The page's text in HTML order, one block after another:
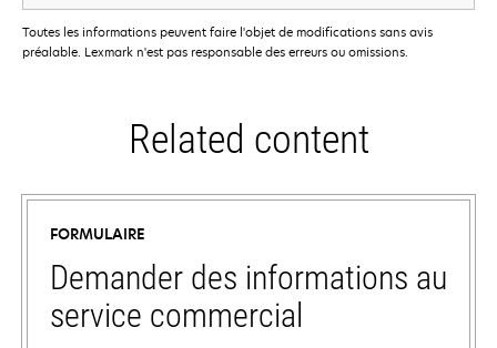
Toutes les informations peuvent faire l'objet de modifications sans avis
préalable. Lexmark n'est pas responsable des erreurs ou omissions.
Related content
FORMULAIRE
Demander des informations au
service commercial